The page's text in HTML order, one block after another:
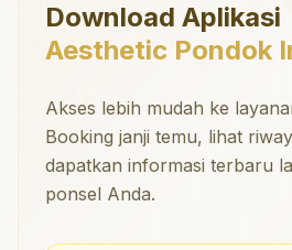
Download Aplikasi
Aesthetic Pondok
Akses lebih mudah ke
Booking janji temu, lihat
dapatkan informasi terbaru
ponsel Anda.